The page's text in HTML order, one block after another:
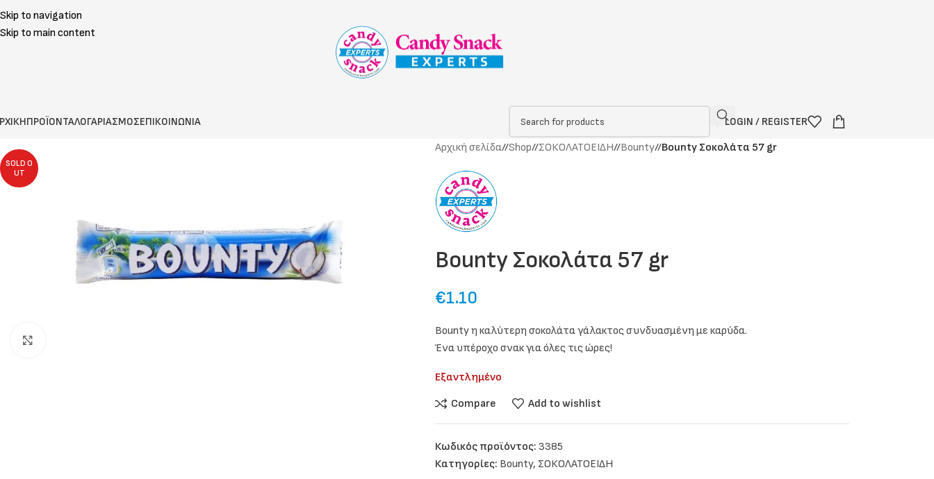
Skip to navigation
Skip to main content
ΠΡΟΪΟΝΤΑΛΟΓΑΡΙΑΣΜΟΣΕΠΙΚΟΙΝΩΝΙΑ LOGIN / REGISTER
SOLD O
UT
Αρχική σελίδα/ Shop/ ΣΟΚΟΛΑΤΟΕΙΔΗ/ Bounty/ Bounty Σοκολάτα 57 gr
Bounty Σοκολάτα 57 gr
€1.10
Bounty η καλύτερη σοκολάτα γάλακτος συνδυασμένη με καρύδα.
Ένα υπέροχο σνακ για όλες τις ώρες!
Εξαντλημένο
Compare
Add to wishlist
Κωδικός προϊόντος: 3385
Κατηγορίες: Bounty, ΣΟΚΟΛΑΤΟΕΙΔΗ